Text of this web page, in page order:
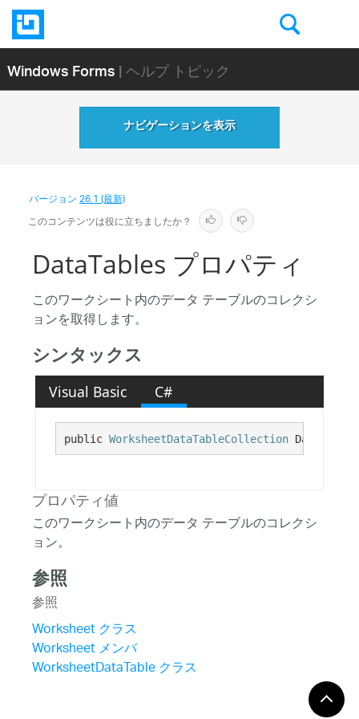
Windows Forms| ヘルプ トピック
ナビゲーションを表示
バージョン26.1 (最新)
このコンテンツは役に立ちましたか？
DataTables プロパティ
このワークシート内のデータ テーブルのコレクシ
ョンを取得します。
シンタックス
Visual Basic C#
public WorksheetDataTableCollection
プロパティ値
このワークシート内のデータ テーブルのコレクシ
ョン。
参照
参照
Worksheet クラス
Worksheet メンバ
WorksheetDataTable クラス